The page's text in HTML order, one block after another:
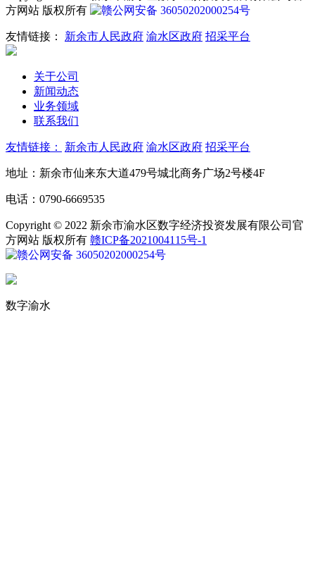
方网站 版权所有
赣公网安备 36050202000254号
友情链接： 新余市人民政府 渝水区政府 招采平台
关于公司
新闻动态
业务领域
联系我们
友情链接： 新余市人民政府 渝水区政府 招采平台
地址：新余市仙来东大道479号城北商务广场2号楼4F
电话：0790-6669535
Copyright © 2022 新余市渝水区数字经济投资发展有限公司官
方网站 版权所有 赣ICP备2021004115号-1
赣公网安备 36050202000254号
数字渝水